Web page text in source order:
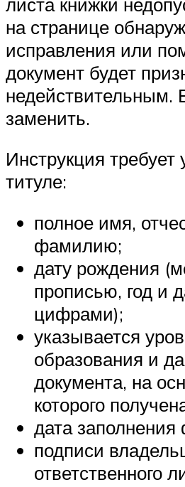
на странице
исправления или
документ будет
недействительным.
заменить.
Инструкция требует
титуле:
полное имя,
фамилию;
дату рождения
прописью, год и
цифрами);
указывается
образования и
документа, на
которого
дата
подписи
ответственного